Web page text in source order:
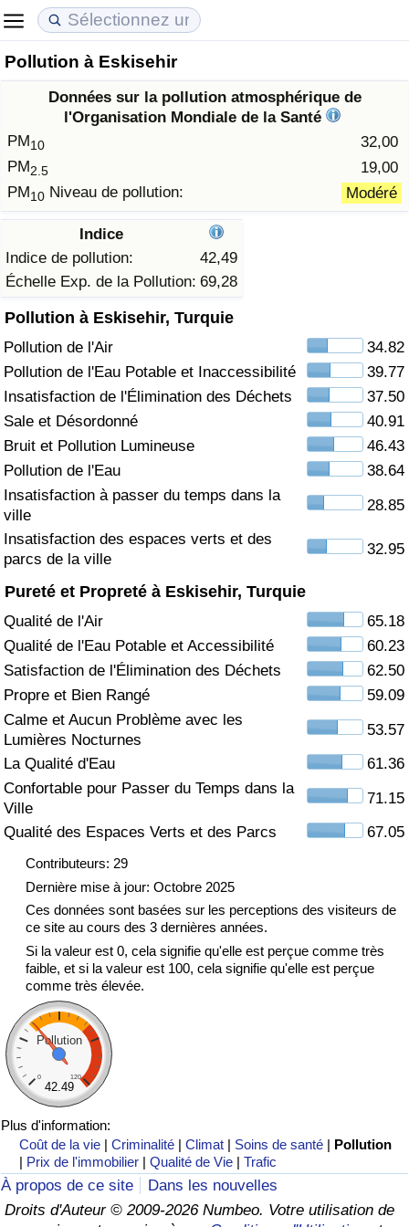
Pollution à Eskisehir
Données sur la pollution atmosphérique de
l'Organisation Mondiale de la Santé
PM10
32,00
PM2.5
19,00
PM10 Niveau de pollution: Modéré
Indice
Indice de pollution:
42,49
Échelle Exp. de la Pollution: 69,28
Pollution à Eskisehir, Turquie
Pollution de l'Air
34.82
Pollution de l'Eau Potable et Inaccessibilité
39.77
Insatisfaction de l'Élimination des Déchets
37.50
Sale et Désordonné
40.91
Bruit et Pollution Lumineuse
46.43
Pollution de l'Eau
38.64
Insatisfaction à passer du temps dans la
ville
28.85
Insatisfaction des espaces verts et des
parcs de la ville
32.95
Pureté et Propreté à Eskisehir, Turquie
Qualité de l'Air
65.18
Qualité de l'Eau Potable et Accessibilité
60.23
Satisfaction de l'Élimination des Déchets
62.50
Propre et Bien Rangé
59.09
Calme et Aucun Problème avec les
Lumières Nocturnes
53.57
La Qualité d'Eau
61.36
Confortable pour Passer du Temps dans la
Ville
71.15
Qualité des Espaces Verts et des Parcs
67.05
Contributeurs: 29
Dernière mise à jour: Octobre 2025
Ces données sont basées sur les perceptions des visiteurs de
ce site au cours des 3 dernières années.
Si la valeur est 0, cela signifie qu'elle est perçue comme très
faible, et si la valeur est 100, cela signifie qu'elle est perçue
comme très élevée.
Pollution
0 120
42.49
Plus d'information:
Coût de la vie |Criminalité |Climat | Soins de santé | Pollution
| Prix de l'immobilier |Qualité de Vie |Trafic
À propos de ce site
Dans les nouvelles
Droits d'Auteur © 2009-2026 Numbeo. Votre utilisation de
Coût de la vie
Indice du Coût de la Vie (Actuel)
Indice du Coût de la Vie
à Akaba
Prix de l'immobilier
Indice des Prix de l'immobilier (Actuel)
Indice des Prix de l'immobilier
Qualité de Vie
Indice de Qualité de Vie
Indice de Qualité de Vie (Actuel)
Criminalité
Indice de Criminalité (Actuel)
Indice de Criminalité
Indice de criminalité par pays
Soins de santé
Indice des soins de santé (Actuel)
Indice des soins de santé
Indice des soins de santé par Pays
Pollution
Indice de Pollution (Actuel)
Indice de pollution
Indice de Pollution par Pays
Trafic
Indice de Trafic
Indice de Trafic (Actuel)
Indice de Trafic par Pays